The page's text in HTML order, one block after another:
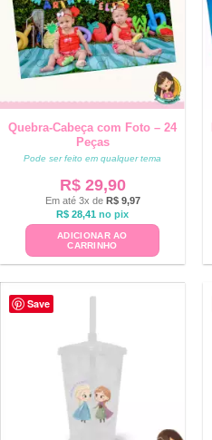
Quebra-Cabeça com Foto – 24
Peças
Pode ser feito em qualquer tema
R$29,90
Em até 3x de R$9,97
R$ 28,41 no pix
ADICIONAR AO
CARRINHO
Save